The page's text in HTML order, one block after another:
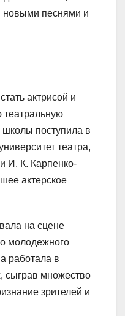
новыми песнями и
актрисой и
театральную
поступила в
театра,
И. К. Карпенко-
актерское
на сцене
молодежного
работала в
сыграв множество
зрителей и